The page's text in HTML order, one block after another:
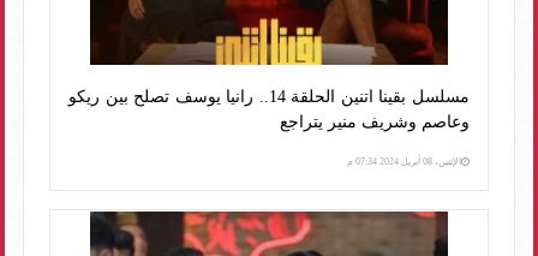
مسلسل بقينا اتنين الحلقة 14.. رانيا يوسف تصلح بين ريكو
وعاصم وشريف منير يتراجع
الإثنين، 08 أبريل 2024 07:34 م